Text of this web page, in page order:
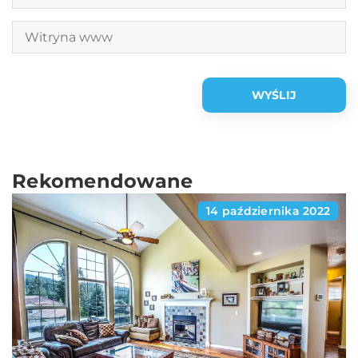
Rekomendowane
14 października 2022